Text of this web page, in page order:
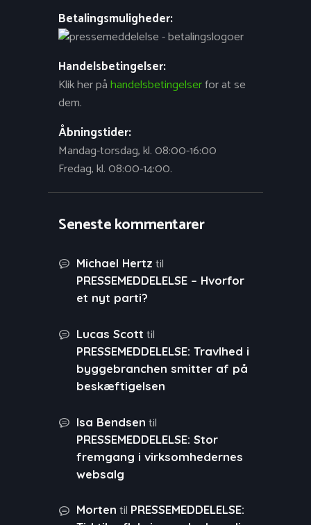
Betalingsmuligheder:
Handelsbetingelser:
Klik her påhandelsbetingelserfor at se
dem.
Åbningstider:
Mandag-torsdag, kl. 08:00-16:00
Fredag, kl. 08:00-14:00.
Seneste kommentarer
Michael Hertz til
PRESSEMEDDELELSE – Hvorfor
et nyt parti?
Lucas Scott til
PRESSEMEDDELELSE: Travlhed i
byggebranchen smitter af på
beskæftigelsen
Isa Bendsen til
PRESSEMEDDELELSE: Stor
fremgang i virksomhedernes
websalg
Morten til PRESSEMEDDELELSE: